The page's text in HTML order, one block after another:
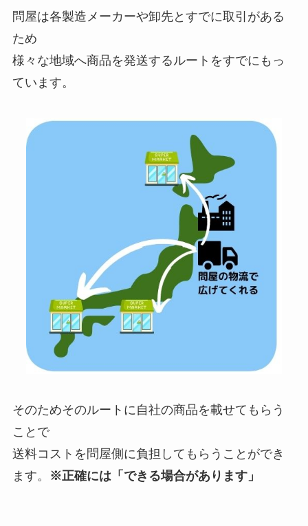
問屋は各製造メーカーや卸先とすでに取引がある
ため
様々な地域へ商品を発送するルートをすでにもっ
ています。
そのためそのルートに自社の商品を載せてもらう
ことで
送料コストを問屋側に負担してもらうことができ
ます。
※正確には「できる場合があります」